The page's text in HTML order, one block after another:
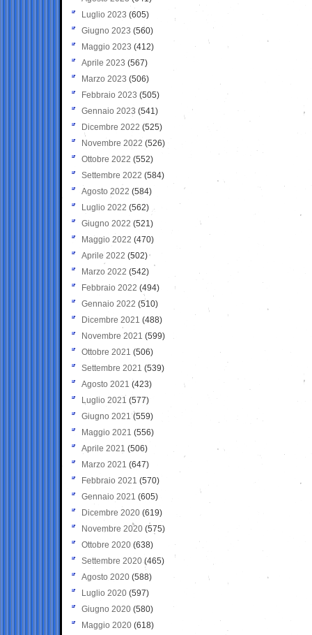
Luglio 2023 (605)
Giugno 2023 (560)
Maggio 2023 (412)
Aprile 2023 (567)
Marzo 2023 (506)
Febbraio 2023 (505)
Gennaio 2023 (541)
Dicembre 2022 (525)
Novembre 2022 (526)
Ottobre 2022 (552)
Settembre 2022 (584)
Agosto 2022 (584)
Luglio 2022 (562)
Giugno 2022 (521)
Maggio 2022 (470)
Aprile 2022 (502)
Marzo 2022 (542)
Febbraio 2022 (494)
Gennaio 2022 (510)
Dicembre 2021 (488)
Novembre 2021 (599)
Ottobre 2021 (506)
Settembre 2021 (539)
Agosto 2021 (423)
Luglio 2021 (577)
Giugno 2021(559)
Maggio 2021 (556)
Aprile 2021 (506)
Marzo 2021 (647)
Febbraio 2021 (570)
Gennaio 2021 (605)
Dicembre 2020 (619)
Novembre 2020 (575)
Ottobre 2020 (638)
Settembre 2020(465)
Agosto 2020 (588)
Luglio 2020 (597)
Giugno 2020 (580)
Maggio 2020 (618)